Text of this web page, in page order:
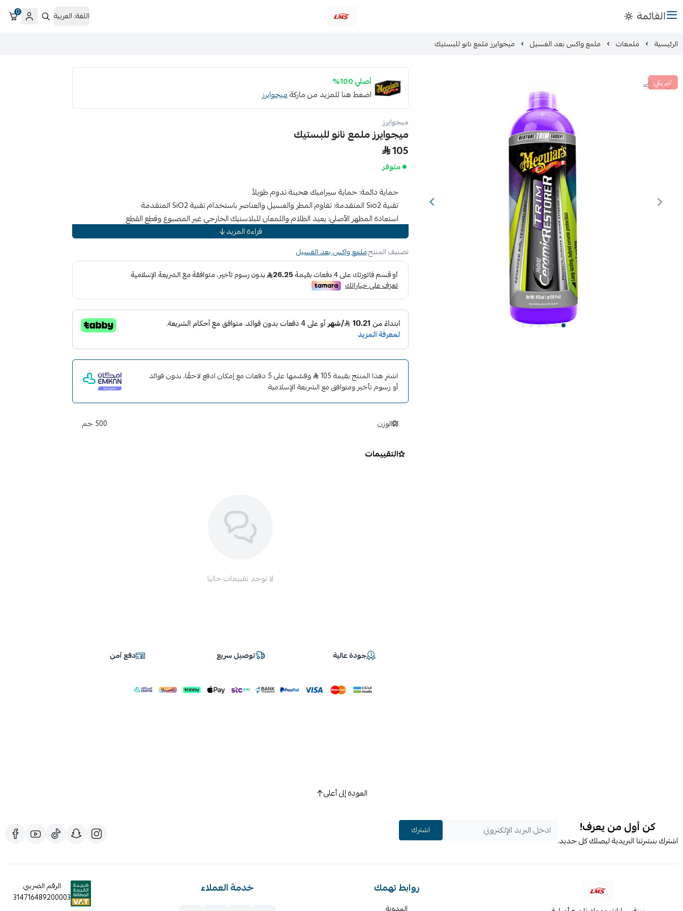
القائمة متجر لمسات الشرقية لزينة سيارات LMS اللغة: العربية 0
الرئيسية ملمعات ملمع واكس بعد الغسيل ميجوايرز ملمع نانو للبستيك
امريكي
أصلي 100%
اضغط هنا للمزيد من ماركةميجوايرز
ميجوايرز
ميجوايرز ملمع نانو للبستيك
105
متوفر
حماية دائمة: حماية سيراميك هجينة تدوم طويلاً
تقنية Sio2 المتقدمة: تقاوم المطر والغسيل والعناصر باستخدام تقنية SiO2 المتقدمة
استعادة المظهر الأصلي: يعيد الظلام واللمعان للبلاستيك الخارجي غير المصبوغ وقطع القطع
استخدام متعدد الاستخدامات: مثالي للاستخدام على البلاستيك الخارجي غير المطلي والفينيل مثل قطع
سهل الاستخدام: يمسح برفق وبشكل متساو ويمسح الزائد
يعمل مرمم التشذيب الخزفي الهجين من Meguiar على تجديد وإحياء وحماية الزخرفة الخارجية غير
الخارجي الذي يقاوم الغسيل والمطر والعوامل الجوية. يجلب مرمم التشذيب الخزفي الهجين حياة جديدة
لجميع الزخارف الخارجية المصنوعة من البلاستيك والفينيل والمطاط مثل المصدات والقوالب ومقابض
الأبواب وأغطية مرايا الرؤية الخلفية وأغطية الزجاج الأمامي. لذلك ، إذا كان البلاستيك الخارجي والفينيل
الخاص بك باهتًا ، مما يجعل سيارتك تبدو أقدم مما هي عليه بالفعل ، واستعد قطع الحواف بثراء دائم
ولمعان يدوم!
قراءة المزيد
تصنيف المنتج:ملمع واكس بعد الغسيل
اشترِ هذا المنتج بقيمة 105
وقسّمها على 5 دفعات مع إمكان ادفع لاحقًا، بدون فوائد
أو رسوم تأخير ومتوافق مع الشريعة الإسلامية
الوزن 500 جم
التقييمات
لا توجد تقييمات حاليا
جودة عالية توصيل سريع دفع آمن
العودة إلى أعلى
كن أول من يعرف!
اشترك بنشرتنا البريدية ليصلك كل جديد.
اشترك
روابط تهمك خدمة العملاء
الرقم الضريبي
314716489200003